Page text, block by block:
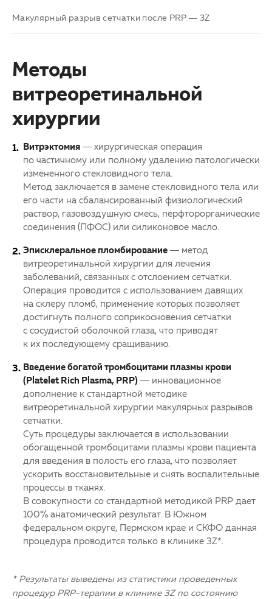
Макулярный разрыв сетчатки после PRP — 3Z
Методы
витреоретинальной
хирургии
Витрэктомия — хирургическая операция
по частичному или полному удалению патологически
измененного стекловидного тела.
Метод заключается в замене стекловидного тела или
его части на сбалансированный физиологический
раствор, газовоздушную смесь, перфторорганические
соединения (ПФОС) или силиконовое масло.
Эписклеральное пломбирование — метод
витреоретинальной хирургии для лечения
заболеваний, связанных с отслоением сетчатки.
Операция проводится с использованием давящих
на склеру пломб, применение которых позволяет
достигнуть полного соприкосновения сетчатки
с сосудистой оболочкой глаза, что приводят
к их последующему сращиванию.
Введение богатой тромбоцитами плазмы крови
(Platelet Rich Plasma, PRP) — инновационное
дополнение к стандартной методике
витреоретинальной хирургии макулярных разрывов
сетчатки.
Суть процедуры заключается в использовании
обогащенной тромбоцитами плазмы крови пациента
для введения в полость его глаза, что позволяет
ускорить восстановительные и снять воспалительные
процессы в тканях.
В совокупности со стандартной методикой PRP дает
100% анатомический результат. В Южном
федеральном округе, Пермском крае и СКФО данная
процедура проводится только в клинике 3Z*.
* Результаты выведены из статистики проведенных
процедур PRP-терапии в клинике 3Z по состоянию